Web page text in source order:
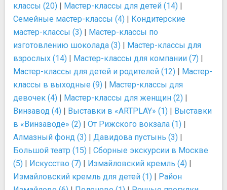
классы (20) | Мастер-классы для детей (14) |
Семейные мастер-классы (4) | Кондитерские
мастер-классы (3) | Мастер-классы по
изготовлению шоколада (3) | Мастер-классы для
взрослых (14) | Мастер-классы для компании (7) |
Мастер-классы для детей и родителей (12) | Мастер-
классы в выходные (9) | Мастер-классы для
девочек (4) | Мастер-классы для женщин (2) |
Винзавод (4) | Выставки в «ARTPLAY» (1) | Выставки
в «Винзаводе» (2) | От Рижского вокзала (1) |
Алмазный фонд (3) | Давидова пустынь (3) |
Большой театр (15) | Сборные экскурсии в Москве
(5) | Искусство (7) | Измайловский кремль (4) |
Измайловский кремль для детей (1) | Район